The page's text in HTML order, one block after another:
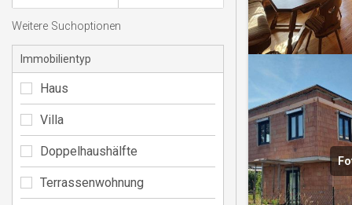
Weitere Suchoptionen
Immobilientyp
Haus
Villa
Doppelhaushälfte
Terrassenwohnung